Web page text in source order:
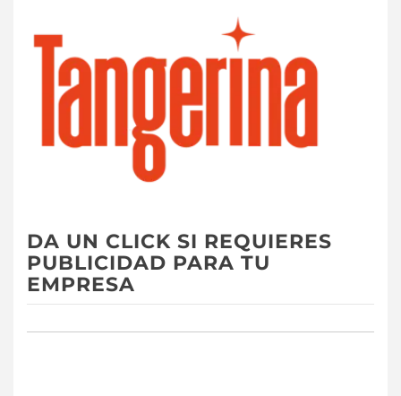
DA UN CLICK SI REQUIERES
PUBLICIDAD PARA TU
EMPRESA